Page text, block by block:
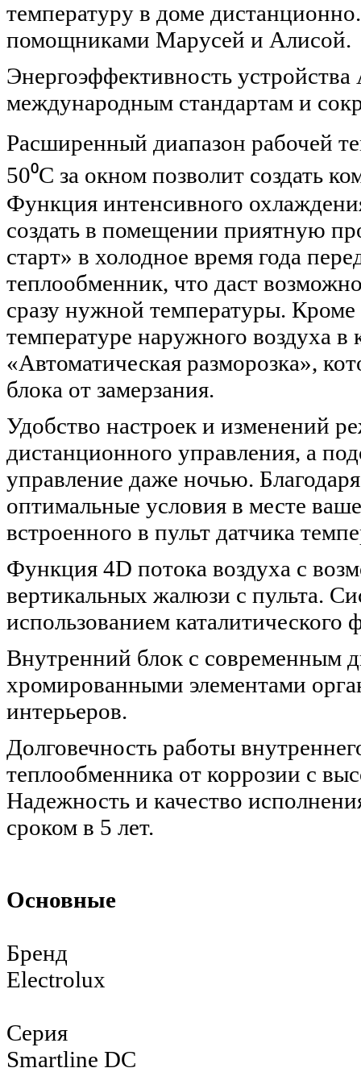
температуру в доме
помощниками Марусей и Алисой.
Энергоэффективность
международным стандартам и
Расширенный диапазон рабочей
50⁰С за окном позволит создать
Функция интенсивного
создать в помещении приятную
старт» в холодное время года
теплообменник, что даст
сразу нужной температуры.
температуре наружного воздуха
«Автоматическая разморозка»,
блока от замерзания.
Удобство настроек и изменений
дистанционного управления, а
управление даже ночью.
оптимальные условия в месте
встроенного в пульт датчика
Функция 4D потока воздуха с
вертикальных жалюзи с пульта.
использованием каталитического
Внутренний блок с современным
хромированными элементами
интерьеров.
Долговечность работы
теплообменника от коррозии с
Надежность и качество
сроком в 5 лет.
Основные
Бренд
Electrolux
Серия
Smartline DC